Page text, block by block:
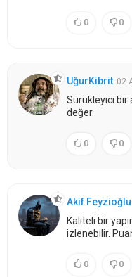
0 0
UğurKibrit 02
Sürükleyici bir
değer.
0 0
Akif Feyzioğlu
Kaliteli bir
izlenebilir.
0 0